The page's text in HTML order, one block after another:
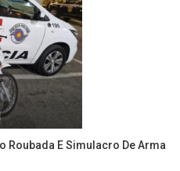
Roubada E Simulacro De Arma